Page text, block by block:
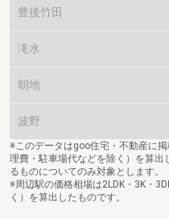
豊後竹田
滝水
朝地
波野
※このデータはgoo住宅・不動産に
理費・駐車場代などを除く）を算
るものについてのみ対象とします。
※周辺駅の価格相場は2LDK・3K・
く）を算出したものです。